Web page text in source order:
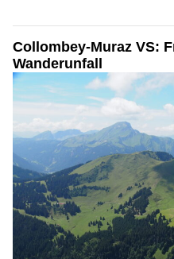
Collombey-Muraz VS:
Wanderunfall